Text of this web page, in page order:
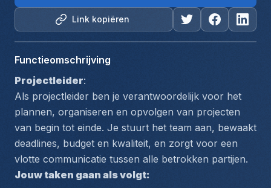
Link kopiëren
Functieomschrijving
Projectleider:
Als projectleider ben je verantwoordelijk voor het
plannen, organiseren en opvolgen van projecten
van begin tot einde. Je stuurt het team aan, bewaakt
deadlines, budget en kwaliteit, en zorgt voor een
vlotte communicatie tussen alle betrokken partijen.
Jouw taken gaan als volgt: